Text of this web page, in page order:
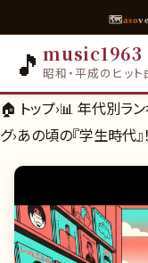
🗺aso
🎵 music1963
昭和・平成のヒット
🏠 トップ›📊 年代別ラ
グ›あの頃の『学生時代